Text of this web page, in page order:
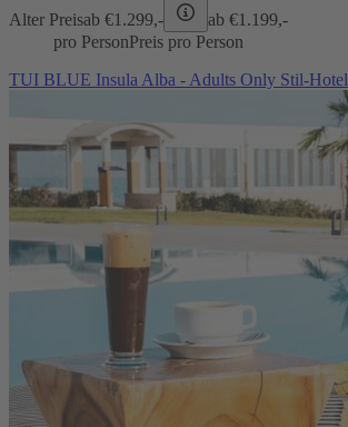
Alter Preisab €1.299,- ab €1.199,-
pro PersonPreis pro Person
TUI BLUE Insula Alba - Adults Only Stil-Hotel